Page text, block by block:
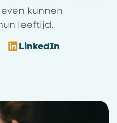
kunnen
leeftijd.
LinkedIn